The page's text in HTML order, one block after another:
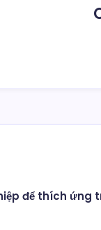
để thích ứng